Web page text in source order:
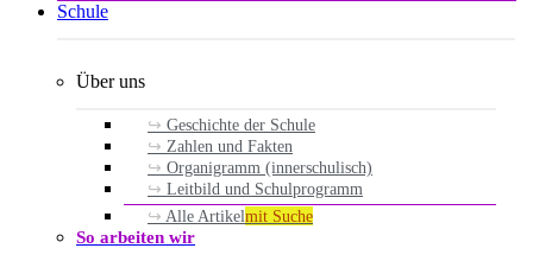
Schule
Über uns
Geschichte der Schule
Zahlen und Fakten
Organigramm (innerschulisch)
Leitbild und Schulprogramm
Alle Artikelmit Suche
So arbeiten wir